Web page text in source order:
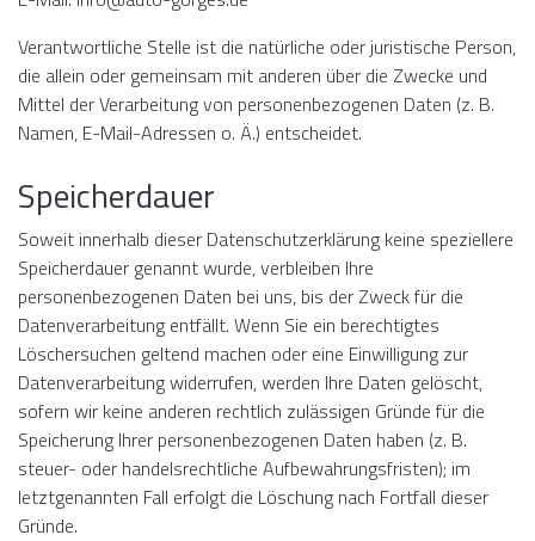
Verantwortliche Stelle ist die natürliche oder juristische Person,
die allein oder gemeinsam mit anderen über die Zwecke und
Mittel der Verarbeitung von personenbezogenen Daten (z. B.
Namen, E-Mail-Adressen o. Ä.) entscheidet.
Speicherdauer
Soweit innerhalb dieser Datenschutzerklärung keine speziellere
Speicherdauer genannt wurde, verbleiben Ihre
personenbezogenen Daten bei uns, bis der Zweck für die
Datenverarbeitung entfällt. Wenn Sie ein berechtigtes
Löschersuchen geltend machen oder eine Einwilligung zur
Datenverarbeitung widerrufen, werden Ihre Daten gelöscht,
sofern wir keine anderen rechtlich zulässigen Gründe für die
Speicherung Ihrer personenbezogenen Daten haben (z. B.
steuer- oder handelsrechtliche Aufbewahrungsfristen); im
letztgenannten Fall erfolgt die Löschung nach Fortfall dieser
Gründe.